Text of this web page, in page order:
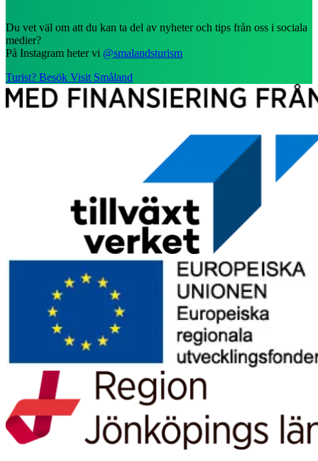
Du vet väl om att du kan ta del av nyheter och tips från oss i sociala
medier?
På Instagram heter vi @smalandsturism
Turist? Besök Visit Småland